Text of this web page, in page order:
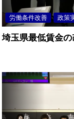
労働条件改善 政策
埼玉県最低賃金